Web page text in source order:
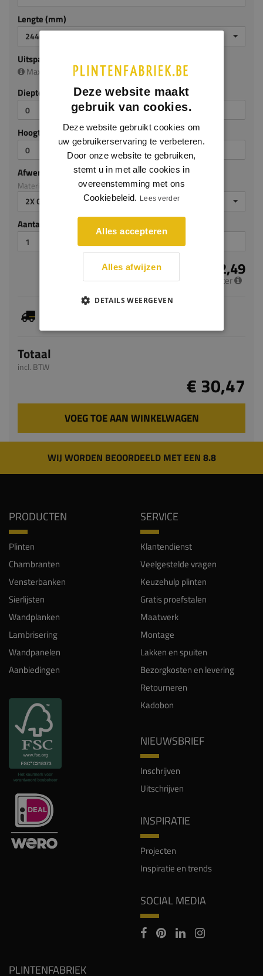
Lengte (mm)
2440 MM
Uitsparing
Maximale uitsparing is (diep/hoog):17 x 60 mm
Diepte (mm)
Hoogte (mm)
Afwerking
Materiaal: MDF v313
2X GEGROND
Aantal stuks
€ 12,49
per meter
Totaal
incl. BTW
€ 30,47
VOEG TOE AAN WINKELWAGEN
WIJ WORDEN BEOORDEELD MET EEN 8.8
PRODUCTEN
Plinten
Chambranten
Vensterbanken
Sierlijsten
Wandplanken
Lambrisering
Wandpanelen
Aanbiedingen
SERVICE
Klantendienst
Veelgestelde vragen
Keuzehulp plinten
Gratis proefstalen
Maatwerk
Montage
Lakken en spuiten
Bezorgkosten en levering
Retourneren
Kadobon
NIEUWSBRIEF
Inschrijven
Uitschrijven
INSPIRATIE
Projecten
Inspiratie en trends
SOCIAL MEDIA
PLINTENFABRIEK
Deze website maakt
gebruik van cookies.
Deze website gebruikt cookies om
uw gebruikerservaring te verbeteren.
Door onze website te gebruiken,
stemt u in met alle cookies in
overeenstemming met ons
Cookiebeleid. Lees verder
Alles accepteren
Alles afwijzen
DETAILS WEERGEVEN